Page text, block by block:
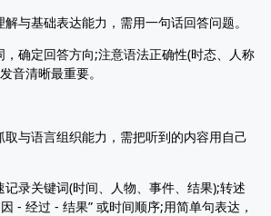
基础表达能力，需用一句话回答问题。
确定回答方向;注意语法正确性(时态、人称
音清晰最重要。
与语言组织能力，需把听到的内容用自己
录关键词(时间、人物、事件、结果);转述
- 经过 - 结果” 或时间顺序;用简单句表达，